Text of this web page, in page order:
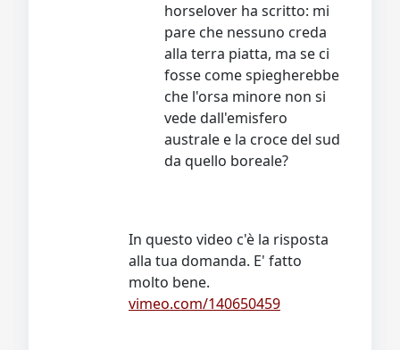
horselover ha scritto: mi
pare che nessuno creda
alla terra piatta, ma se ci
fosse come spiegherebbe
che l'orsa minore non si
vede dall'emisfero
australe e la croce del sud
da quello boreale?
In questo video c'è la risposta
alla tua domanda. E' fatto
molto bene.
vimeo.com/140650459